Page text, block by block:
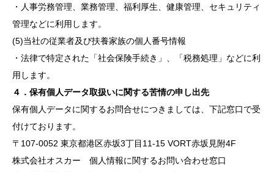
・人事労務管理、業務管理、福利厚生、健康管理、セキュリティ
管理などに利用します。
(5)当社の従業者及び扶養家族の個人番号情報
・法律で特定された「社会保険手続き」、「税務処理」などに利
用します。
４．保有個人データ取扱いに関する苦情の申し出先
保有個人データに関するお問合せにつきましては、下記窓口で受
付けております。
〒107-0052 東京都港区赤坂3丁目11-15 VORT赤坂見附4F
株式会社オスカー 個人情報に関するお問い合わせ窓口